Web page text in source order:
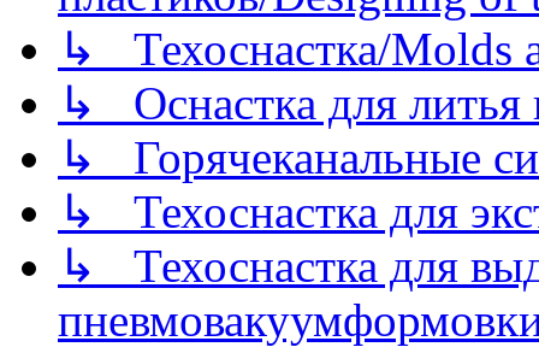
↳ Техоснастка/Molds
↳ Оснастка для литья
↳ Горячеканальные
↳ Техоснастка для
↳ Техоснастка для